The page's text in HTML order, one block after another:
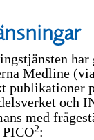
Medline
publikationer
och
med
2: